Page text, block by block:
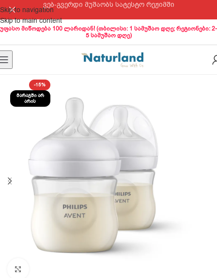
Skip to navigation
Skip to main content
ვებ-გვერდი მუშაობს სატესტო რეჟიმში
უფასო მიწოდება 100 ლარიდან! (თბილისი: 1 სამუშაო დღე; რეგიონები: 2-
5 სამუშაო დღე)
-15%
ᲛᲐᲠᲐᲒᲨᲘ ᲐᲠ
ᲐᲠᲘᲡ